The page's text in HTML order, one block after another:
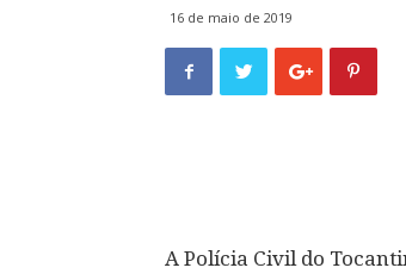
16 de maio de 2019
A Polícia Civil do